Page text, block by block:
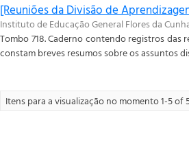
[Reuniões da Divisão de
Instituto de Educação General Flores da
Tombo 718. Caderno contendo registros das
constam breves resumos sobre os assuntos
Itens para a visualização no momento 1-5 of